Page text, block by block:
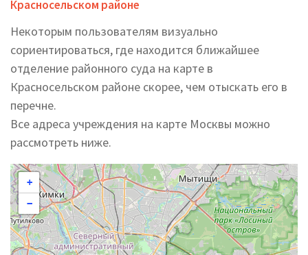
Красносельском районе
Некоторым пользователям визуально
сориентироваться, где находится ближайшее
отделение районного суда на карте в
Красносельском районе скорее, чем отыскать его в
перечне.
Все адреса учреждения на карте Москвы можно
рассмотреть ниже.
+
−